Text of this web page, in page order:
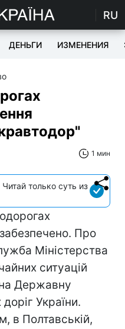
RU
ДЕНЬГИ ИЗМЕНЕНИЯ
1 мин
только суть из
Про
Міністерства
ситуацій
Державну
України.
в Полтавській,